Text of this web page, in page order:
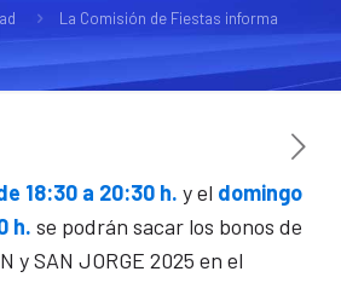
La Comisión de Fiestas informa
18:30 a 20:30 h. y el domingo
h. se podrán sacar los bonos de
y SAN JORGE 2025 en el